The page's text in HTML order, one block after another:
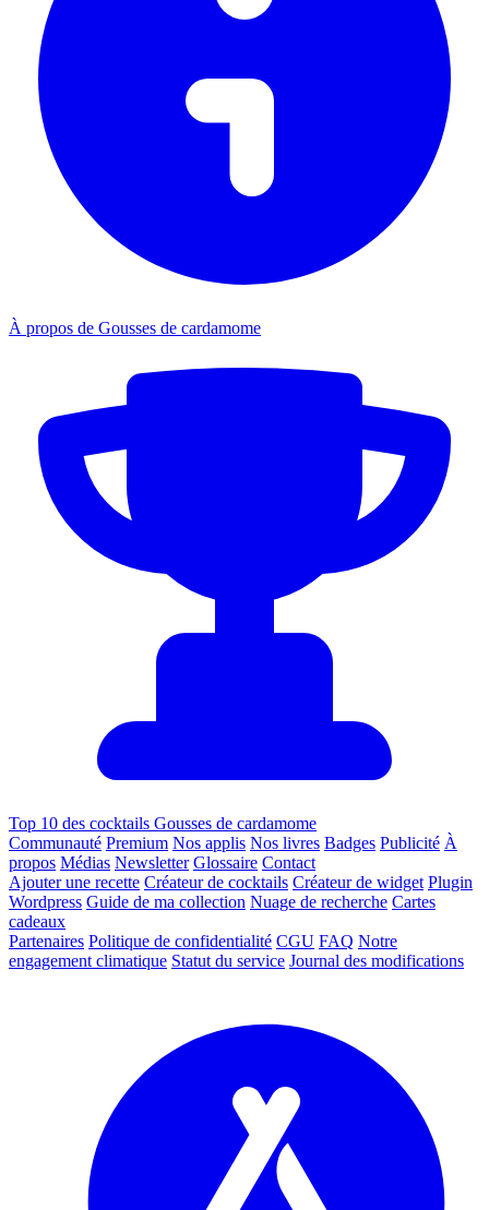
À propos de Gousses de cardamome
Top 10 des cocktails Gousses de cardamome
Communauté Premium Nos applis Nos livres Badges Publicité À
propos Médias Newsletter Glossaire Contact
Ajouter une recette Créateur de cocktails Créateur de widget Plugin
Wordpress Guide de ma collection Nuage de recherche Cartes
cadeaux
Partenaires Politique de confidentialité CGU FAQ Notre
engagement climatique Statut du service Journal des modifications